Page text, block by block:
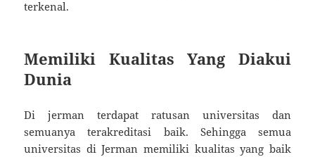
terkenal.
Memiliki Kualitas Yang Diakui
Dunia
Di jerman terdapat ratusan universitas dan
semuanya terakreditasi baik. Sehingga semua
universitas di Jerman memiliki kualitas yang baik